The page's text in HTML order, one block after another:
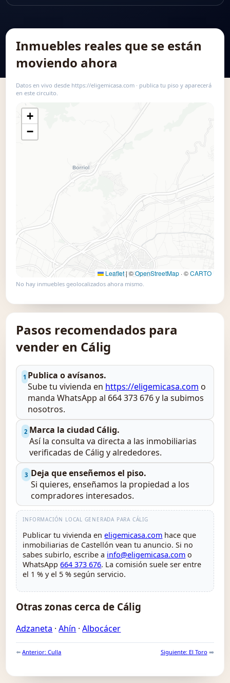
Inmuebles reales que se están
moviendo ahora
Datos en vivo desde https://eligemicasa.com · publica tu piso y aparecerá
en este circuito.
+
−
Leaflet | ©OpenStreetMap· ©CARTO
No hay inmuebles geolocalizados ahora mismo.
Pasos recomendados para
vender en Cálig
1 Publica o avísanos.
Sube tu vivienda en https://eligemicasa.com o
manda WhatsApp al 664 373 676 y la subimos
nosotros.
2 Marca la ciudad Cálig.
Así la consulta va directa a las inmobiliarias
verificadas de Cálig y alrededores.
3 Deja que enseñemos el piso.
Si quieres, enseñamos la propiedad a los
compradores interesados.
INFORMACIÓN LOCAL GENERADA PARA CÁLIG
Publicar tu vivienda eneligemicasa.com hace que
inmobiliarias de Castellón vean tu anuncio. Si no
sabes subirlo, escribe a info@eligemicasa.com o
WhatsApp664 373 676. La comisión suele ser entre
el 1 % y el 5 % según servicio.
Otras zonas cerca de Cálig
Adzaneta ·Ahín ·Albocácer
⬅️Anterior: Culla Siguiente: El Toro➡️